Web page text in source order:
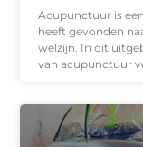
Acupunctuur is
heeft gevonden
welzijn. In dit
van acupunctuur